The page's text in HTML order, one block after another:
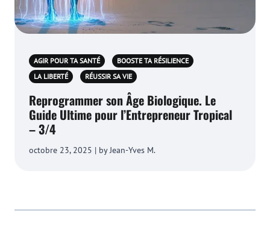
AGIR POUR TA SANTÉ
BOOSTE TA RÉSILIENCE
LA LIBERTÉ
RÉUSSIR SA VIE
Reprogrammer son Âge Biologique. Le
Guide Ultime pour l’Entrepreneur Tropical
– 3/4
octobre 23, 2025 | by Jean-Yves M.